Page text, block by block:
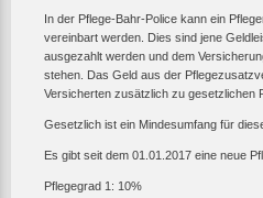
In der Pflege-Bahr-Police kann ein
vereinbart werden. Dies sind jene
ausgezahlt werden und dem
stehen. Das Geld aus der
Versicherten zusätzlich zu gesetzlichen
Gesetzlich ist ein Mindesumfang für
Es gibt seit dem 01.01.2017 eine neue
Pflegegrad 1: 10%